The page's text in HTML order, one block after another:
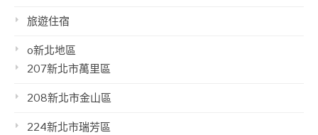
旅遊住宿
o新北地區
207新北市萬里區
208新北市金山區
224新北市瑞芳區